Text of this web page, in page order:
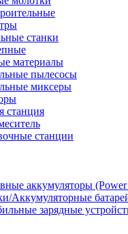
станки
материалы
пылесосы
миксеры
станция
станции
аккумуляторы
Аккумуляторные
зарядные